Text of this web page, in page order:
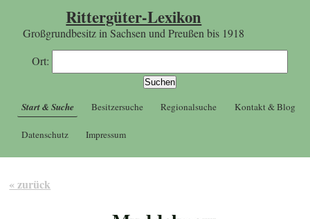
Rittergüter-Lexikon
Großgrundbesitz in Sachsen und Preußen bis 1918
Ort:
Start & Suche Besitzersuche Regionalsuche Kontakt & Blog
Datenschutz Impressum
« zurück